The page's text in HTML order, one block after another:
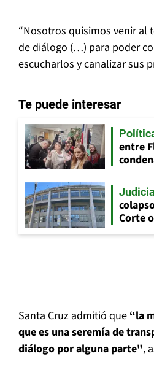
“Nosotros quisimos venir al
de diálogo (…) para poder
escucharlos y canalizar sus
Te puede interesar
entre
Judicial
Corte
Santa Cruz admitió que “la
que es una seremía de
diálogo por alguna parte",